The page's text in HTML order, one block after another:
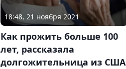
18:48, 21 ноября 2021
Как прожить больше 100
лет, рассказала
долгожительница из США